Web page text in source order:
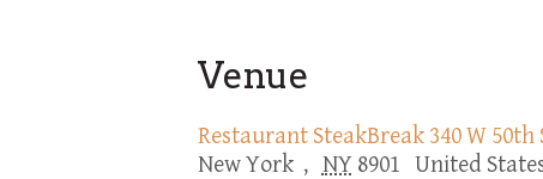
Venue
Restaurant SteakBreak 340 W 50th
New York , NY 8901 United